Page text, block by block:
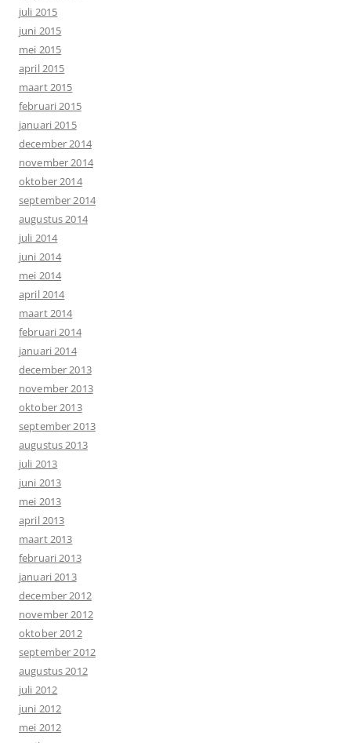
juli 2015
juni 2015
mei 2015
april 2015
maart 2015
februari 2015
januari 2015
december 2014
november 2014
oktober 2014
september 2014
augustus 2014
juli 2014
juni 2014
mei 2014
april 2014
maart 2014
februari 2014
januari 2014
december 2013
november 2013
oktober 2013
september 2013
augustus 2013
juli 2013
juni 2013
mei 2013
april 2013
maart 2013
februari 2013
januari 2013
december 2012
november 2012
oktober 2012
september 2012
augustus 2012
juli 2012
juni 2012
mei 2012